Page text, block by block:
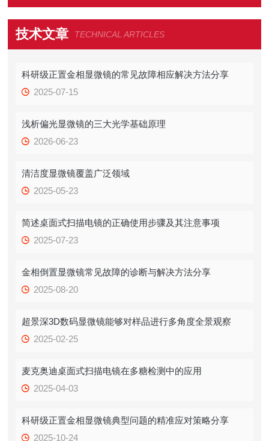
技术文章 TECHNICAL ARTICLES
科研级正置金相显微镜的常见故障相应解决方法分享
2025-07-15
浅析偏光显微镜的三大光学基础原理
2026-06-23
清洁度显微镜覆盖广泛领域
2025-05-23
简述桌面式扫描电镜的正确使用步骤及其注意事项
2025-07-23
金相倒置显微镜常见故障的诊断与解决方法分享
2025-08-20
超景深3D数码显微镜能够对样品进行多角度全景观察
2025-02-25
麦克奥迪桌面式扫描电镜在多糖检测中的应用
2025-04-03
科研级正置金相显微镜典型问题的精准应对策略分享
2025-10-24